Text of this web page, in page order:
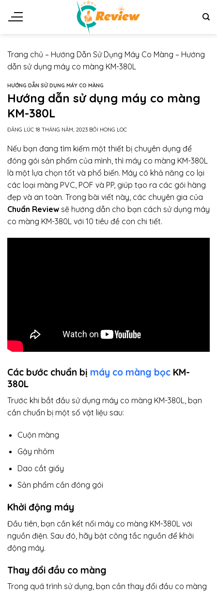
đến
Trang chủ – Hướng Dẫn Sử Dụng Máy Co Màng – Hướng
dẫn sử dụng máy co màng KM-380L
HƯỚNG DẪN SỬ DỤNG MÁY CO MÀNG
Hướng dẫn sử dụng máy co màng
KM-380L
ĐĂNG LÚC 18 THÁNG NĂM, 2023 BỞI HONG LOC
Nếu bạn đang tìm kiếm một thiết bị chuyên dụng để
đóng gói sản phẩm của mình, thì máy co màng KM-380L
là một lựa chọn tốt và phổ biến. Máy có khả năng co lại
các loại màng PVC, POF và PP, giúp tạo ra các gói hàng
đẹp và an toàn. Trong bài viết này, các chuyên gia của
Chuẩn Review sẽ hướng dẫn cho bạn cách sử dụng máy
co màng KM-380L với 10 tiêu đề con chi tiết.
Các bước chuẩn bị máy co màng bọc KM-
380L
Trước khi bắt đầu sử dụng máy co màng KM-380L, bạn
cần chuẩn bị một số vật liệu sau:
Cuộn màng
Gậy nhôm
Dao cắt giấy
Sản phẩm cần đóng gói
Khởi động máy
Đầu tiên, bạn cần kết nối máy co màng KM-380L với
nguồn điện. Sau đó, hãy bật công tắc nguồn để khởi
động máy.
Thay đổi đầu co màng
Trong quá trình sử dụng, bạn cần thay đổi đầu co màng